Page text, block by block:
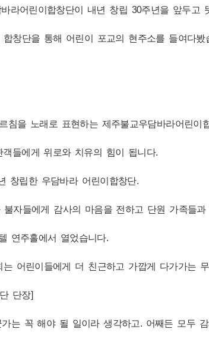
라어린이합창단이 내년 창립 30주년을 앞두고
창단을 통해 어린이 포교의 현주소를 들여다봤
침을 노래로 표현하는 제주불교우담바라어린이
들에게 위로와 치유의 힘이 됩니다.
창립한 우담바라 어린이합창단.
자들에게 감사의 마음을 전하고 단원 가족들
연주홀에서 열었습니다.
는 어린이들에게 더 친근하고 가깝게 다가가는
단장]
는 꼭 해야 될 일이라 생각하고. 어째든 모두